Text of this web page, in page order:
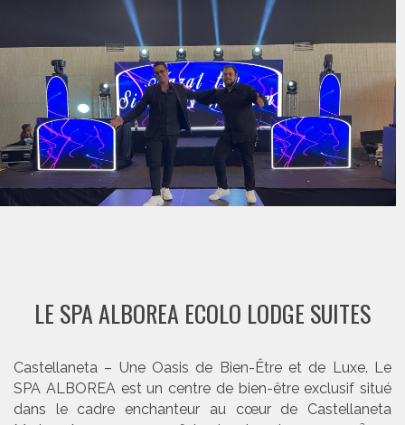
LE SPA ALBOREA ECOLO LODGE SUITES
Castellaneta – Une Oasis de Bien-Être et de Luxe. Le
SPA ALBOREA est un centre de bien-être exclusif situé
dans le cadre enchanteur au cœur de Castellaneta